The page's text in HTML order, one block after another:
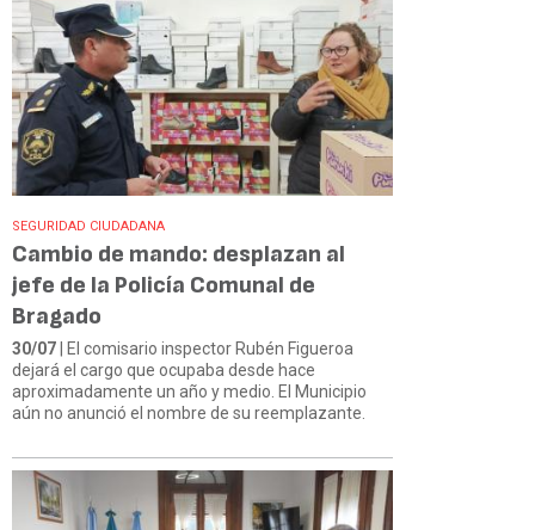
SEGURIDAD CIUDADANA
Cambio de mando: desplazan al
jefe de la Policía Comunal de
Bragado
30/07| El comisario inspector Rubén Figueroa
dejará el cargo que ocupaba desde hace
aproximadamente un año y medio. El Municipio
aún no anunció el nombre de su reemplazante.